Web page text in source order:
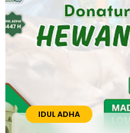
IDUL ADHA